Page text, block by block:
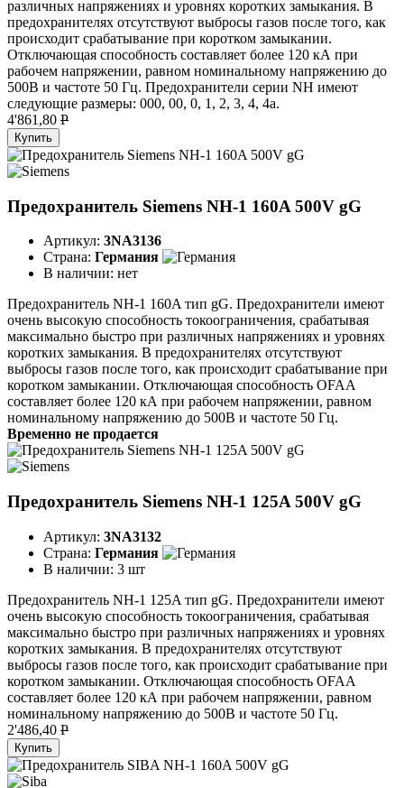
различных напряжениях и уровнях коротких замыкания. В
предохранителях отсутствуют выбросы газов после того, как
происходит срабатывание при коротком замыкании.
Отключающая способность составляет более 120 кА при
рабочем напряжении, равном номинальному напряжению до
500В и частоте 50 Гц. Предохранители серии NH имеют
следующие размеры: 000, 00, 0, 1, 2, 3, 4, 4а.
4'861,80 P
Купить
Предохранитель Siemens NH-1 160A 500V gG
Артикул: 3NA3136
Страна: Германия
В наличии: нет
Предохранитель NH-1 160A тип gG. Предохранители имеют
очень высокую способность токоограничения, срабатывая
максимально быстро при различных напряжениях и уровнях
коротких замыкания. В предохранителях отсутствуют
выбросы газов после того, как происходит срабатывание при
коротком замыкании. Отключающая способность OFAA
составляет более 120 кА при рабочем напряжении, равном
номинальному напряжению до 500В и частоте 50 Гц.
Временно не продается
Предохранитель Siemens NH-1 125A 500V gG
Артикул: 3NA3132
Страна: Германия
В наличии: 3 шт
Предохранитель NH-1 125A тип gG. Предохранители имеют
очень высокую способность токоограничения, срабатывая
максимально быстро при различных напряжениях и уровнях
коротких замыкания. В предохранителях отсутствуют
выбросы газов после того, как происходит срабатывание при
коротком замыкании. Отключающая способность OFAA
составляет более 120 кА при рабочем напряжении, равном
номинальному напряжению до 500В и частоте 50 Гц.
2'486,40 P
Купить